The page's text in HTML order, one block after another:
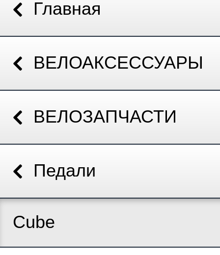
Главная
ВЕЛОАКСЕССУАРЫ
ВЕЛОЗАПЧАСТИ
Педали
Cube